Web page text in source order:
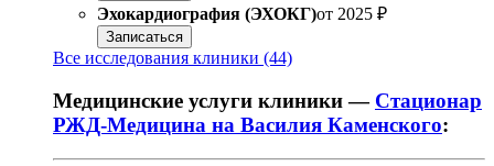
Эхокардиография (ЭХОКГ)от 2025 ₽
Записаться
Все исследования клиники (44)
Медицинские услуги клиники — Стационар
РЖД-Медицина на Василия Каменского: